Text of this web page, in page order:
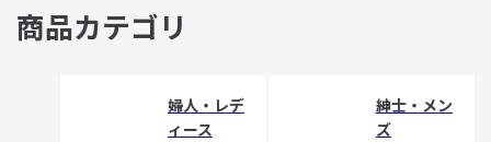
商品カテゴリ
婦人・レデ
ィース
紳士・メン
ズ